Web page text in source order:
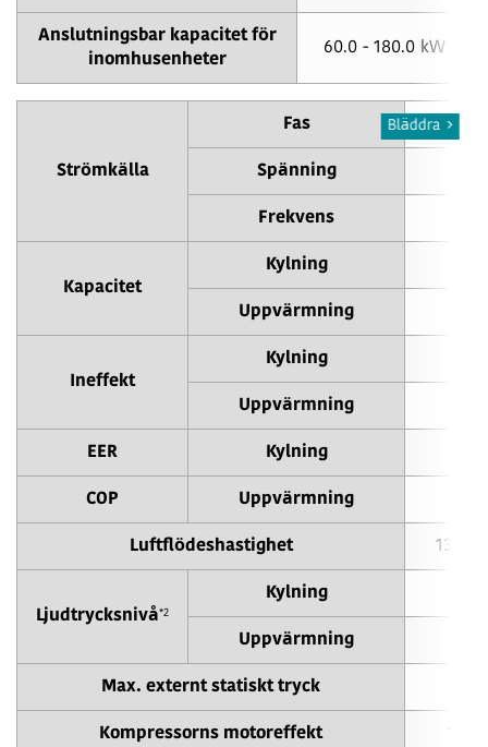
Anslutningsbar kapacitet för
inomhusenheter
60.0 - 180.0 kW
Strömkälla
Fas
Spänning
Frekvens
Kapacitet
Kylning
Uppvärmning
Ineffekt
Kylning
Uppvärmning
EER Kylning
COP Uppvärmning
Luftflödeshastighet 13000
Ljudtrycksnivå*2
Kylning
Uppvärmning
Max. externt statiskt tryck
Kompressorns motoreffekt
Bläddra